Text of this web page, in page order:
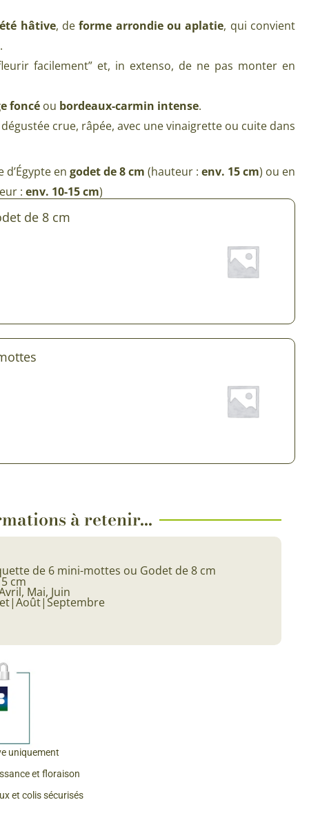
semences BIO
en mélange
pour gazon & prairie
& Plantes utiles
semis de printemps
semis d’automne
& Graines Spéciales Semis
Plantes pour salle de bain
Plantes de bureau
Plantes increvables
hâtive, deforme arrondie ou aplatie, qui convient
facilement” et, in extenso, de ne pas monter en
foncé ou bordeaux-carmin intense.
crue, râpée, avec une vinaigrette ou cuite dans
en godet de 8 cm (hauteur : env. 15 cm) ou en
: env. 10-15 cm)
de 8 cm
à retenir...
de 6 mini-mottes ou Godet de 8 cm
cm
Mai, Juin
uniquement
et floraison
et colis sécurisés